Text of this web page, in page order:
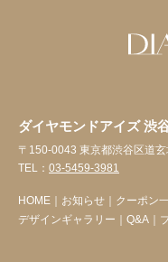
ダイヤモンドアイズ 渋
〒150-0043 東京都渋谷区道
TEL： 03-5459-3981
HOME ｜ お知らせ ｜ クーポン
デザインギャラリー ｜ Q&A ｜